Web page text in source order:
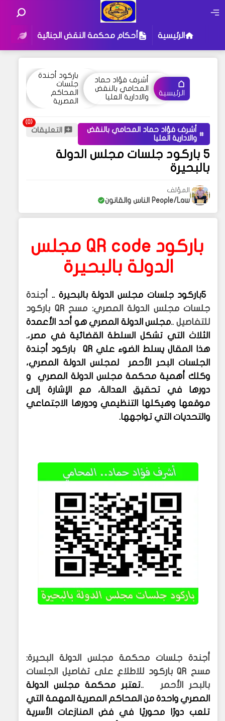
الرئيسية أحكام محكمة النقض الجنائية
الرئيسية
أشرف فؤاد حماد
المحامي بالنقض
والادارية العليا
باركود أجندة
جلسات
المحاكم
المصرية
أشرف فؤاد حماد المحامي بالنقض
والادارية العليا
التعليقات
5 باركود جلسات مجلس الدولة
بالبحيرة
المؤلف
People/Law الناس والقانون
باركود QR code مجلس
الدولة بالبحيرة
5باركود جلسات مجلس الدولة بالبحيرة ..
أجندة
جلسات مجلس الدولة المصري: مسح QR باركود
للتفاصيل..مجلس الدولة المصري هو أحد الأعمدة
الثلاث التي تشكل السلطة القضائية في مصر،.
هذا المقال يسلط الضوء علي QR باركود أجندة
الجلسات البحر الأحمر
لمجلس الدولة المصري،
وكلك أهمية محكمة مجلس الدولة المصري و
دورها في تحقيق العدالة، مع الإشارة إلى
موقعها وهيكلها التنظيمي ودورها الاجتماعي
والتحديات التي تواجهها.
أجندة جلسات محكمة مجلس الدولة البحيرة:
مسح QRباركود للاطلاع على تفاصيل الجلسات
بالبحر الأحمر
..تعتبر محكمة مجلس الدولة
المصري واحدة من المحاكم المصرية المهمة التي
تلعب دورًا محوريًا في فض المنازعات الأسرية